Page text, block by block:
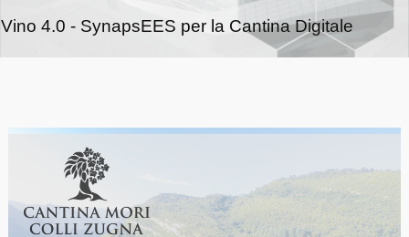
Vino 4.0 - SynapsEES per la Cantina Digitale